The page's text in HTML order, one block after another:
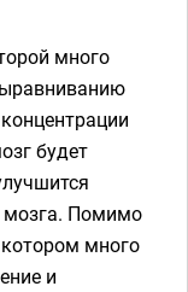
много
будет
мозга. Помимо
много
и